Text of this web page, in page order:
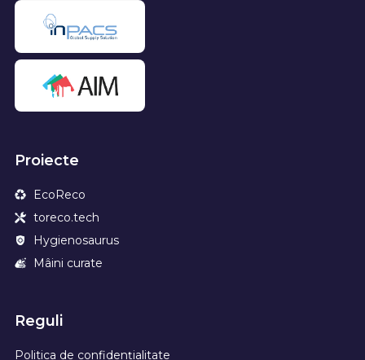
Proiecte
EcoReco
toreco.tech
Hygienosaurus
Mâini curate
Reguli
Politica de confidențialitate